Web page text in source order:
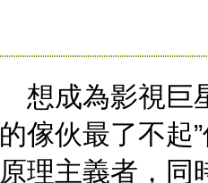
想成為影視巨
的傢伙最了不起
原理主義者，同